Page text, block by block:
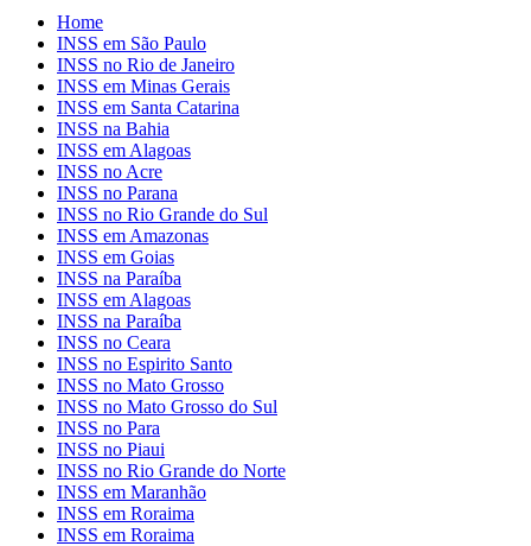
Home
INSS em São Paulo
INSS no Rio de Janeiro
INSS em Minas Gerais
INSS em Santa Catarina
INSS na Bahia
INSS em Alagoas
INSS no Acre
INSS no Parana
INSS no Rio Grande do Sul
INSS em Amazonas
INSS em Goias
INSS na Paraíba
INSS em Alagoas
INSS na Paraíba
INSS no Ceara
INSS no Espirito Santo
INSS no Mato Grosso
INSS no Mato Grosso do Sul
INSS no Para
INSS no Piaui
INSS no Rio Grande do Norte
INSS em Maranhão
INSS em Roraima
INSS em Roraima